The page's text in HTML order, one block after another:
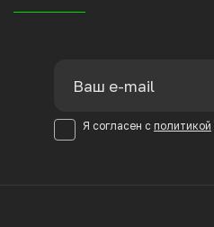
Я согласен с политикой